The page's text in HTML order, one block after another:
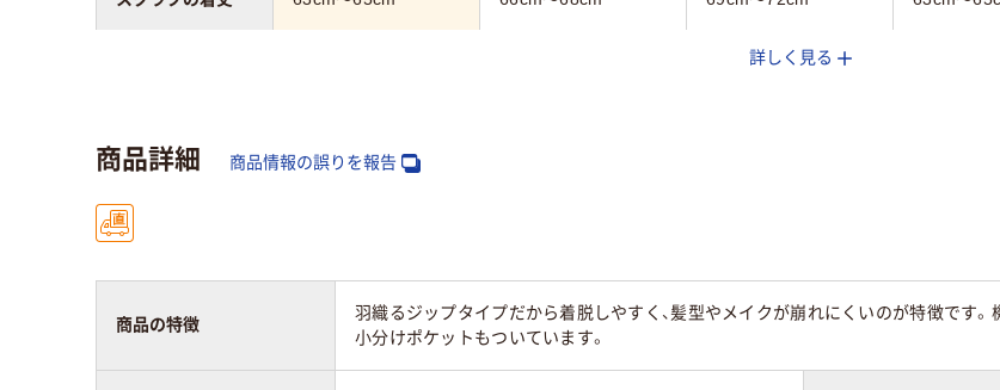
111cm～120cm
女性用 女性用 女性用
対象
詳しく見る
商品詳細 商品情報の誤りを報告
商品の特徴
羽織るジップタイプだから着脱しやすく、髪型やメイクが崩れにくいのが特徴です
小分けポケットもついています。